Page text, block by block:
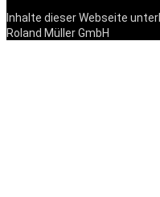
Inhalte dieser Webseite
Roland Müller GmbH